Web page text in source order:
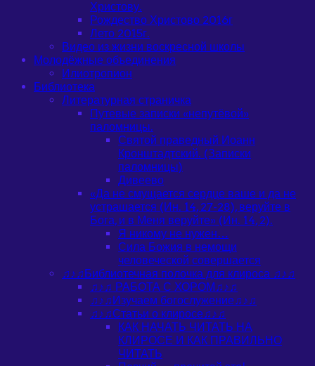
Христову.
Рождество Христово 2016г
Лето 2015г.
Видео из жизни воскресной школы
Молодёжные объединения
Илиотропион
Библиотека
Литературная страничка
Путевые записки «непутёвой»
паломницы.
Святой праведный Иоанн
Кронштадтский. (Записки
паломницы)
Дивеево
«Да не смущается сердце ваше и да не
устрашается (Ин. 14, 27-28), веруйте в
Бога, и в Меня веруйте» (Ин. 14, 2).
Я никому не нужен…
Сила Божия в немощи
человеческой совершается
♫♪♫Библиотечная полочка для клироса ♫♪♫
♫♪♫ РАБОТА С ХОРОМ♫♪♫
♫♪♫Изучаем богослужение♫♪♫
♫♪♫Статьи о клиросе♫♪♫
КАК НАЧАТЬ ЧИТАТЬ НА
КЛИРОСЕ И КАК ПРАВИЛЬНО
ЧИТАТЬ